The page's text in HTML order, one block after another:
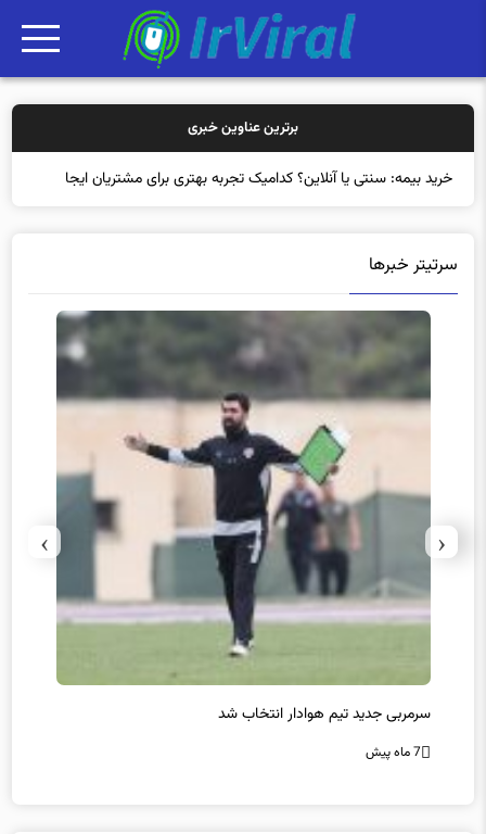
برترین عناوین خبری
خرید بیمه: سنتی یا آنلاین؟ کدامیک تجربه بهتری برای مشتریان ایجاد
سرتیتر خبرها
سرمربی جدید تیم هوادار انتخاب شد